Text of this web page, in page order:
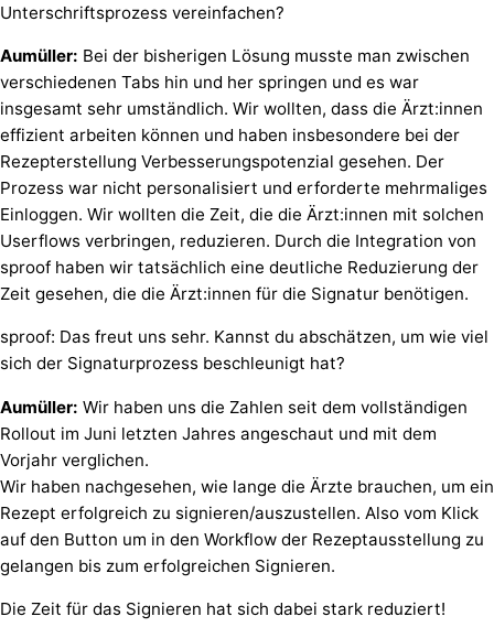
Unterschriftsprozess vereinfachen?
Aumüller: Bei der bisherigen Lösung musste man zwischen
verschiedenen Tabs hin und her springen und es war
insgesamt sehr umständlich. Wir wollten, dass die Ärzt:innen
effizient arbeiten können und haben insbesondere bei der
Rezepterstellung Verbesserungspotenzial gesehen. Der
Prozess war nicht personalisiert und erforderte mehrmaliges
Einloggen. Wir wollten die Zeit, die die Ärzt:innen mit solchen
Userflows verbringen, reduzieren. Durch die Integration von
sproof haben wir tatsächlich eine deutliche Reduzierung der
Zeit gesehen, die die Ärzt:innen für die Signatur benötigen.
sproof: Das freut uns sehr. Kannst du abschätzen, um wie viel
sich der Signaturprozess beschleunigt hat?
Aumüller: Wir haben uns die Zahlen seit dem vollständigen
Rollout im Juni letzten Jahres angeschaut und mit dem
Vorjahr verglichen.
Wir haben nachgesehen, wie lange die Ärzte brauchen, um ein
Rezept erfolgreich zu signieren/auszustellen. Also vom Klick
auf den Button um in den Workflow der Rezeptausstellung zu
gelangen bis zum erfolgreichen Signieren.
Die Zeit für das Signieren hat sich dabei stark reduziert!